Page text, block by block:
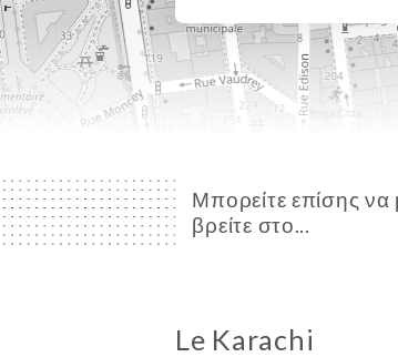
Μπορείτε επίσης να
βρείτε στο...
Le Karachi